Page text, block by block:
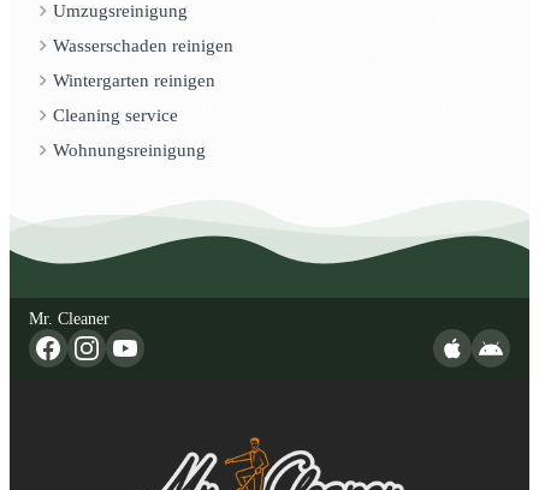
Umzugsreinigung
Wasserschaden reinigen
Wintergarten reinigen
Cleaning service
Wohnungsreinigung
Mr. Cleaner